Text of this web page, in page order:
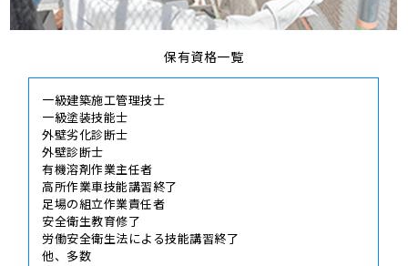
保有資格一覧
一級建築施工管理技士
一級塗装技能士
外壁劣化診断士
外壁診断士
有機溶剤作業主任者
高所作業車技能講習終了
足場の組立作業責任者
安全衛生教育修了
労働安全衛生法による技能講習終了
他、多数